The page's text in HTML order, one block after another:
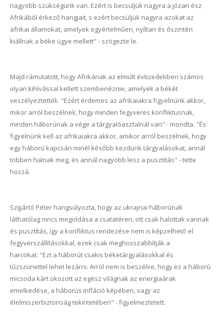
nagyobb szükségünk van. Ezért is becsüljük nagyra a józan ész
Afrikából érkező hangjait, s ezért becsüljük nagyra azokat az
afrikai államokat, amelyek egyértelműen, nyíltan és őszintén
kiállnak a béke ügye mellett" - szögezte le.
Majd rámutatott, hogy Afrikának az elmúlt évtizedekben számos
olyan kihívással kellett szembenéznie, amelyek a békét
veszélyeztették. "Ezért érdemes az afrikaiakra figyelnünk akkor,
mikor arról beszélnek, hogy minden fegyveres konfliktusnak,
minden háborúnak a vége a tárgyalóasztalnál van" - mondta. "És
figyelnünk kell az afrikaiakra akkor, amikor arról beszélnek, hogy
egy háború kapcsán minél később kezdünk tárgyalásokat, annál
többen halnak meg, és annál nagyobb lesz a pusztítás" - tette
hozzá.
Szijjártó Péter hangsúlyozta, hogy az ukrajnai háborúnak
láthatólag nincs megoldása a csatatéren, ott csak halottak vannak
és pusztítás, így a konfliktus rendezése nem is képzelhető el
fegyverszállításokkal, ezek csak meghosszabbítják a
harcokat. "Ezt a háborút csakis béketárgyalásokkal és
tűzszünettel lehet lezárni. Arról nem is beszélve, hogy ez a háború
micsoda kárt okozott az egész világnak az energiaárak
emelkedése, a háborús infláció képében, vagy az
élelmiszerbiztonság tekintetében" - figyelmeztetett.